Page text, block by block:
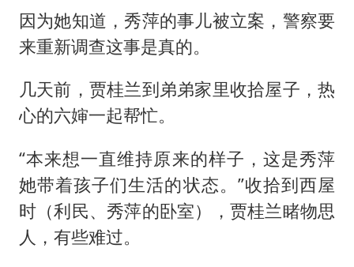
因为她知道，秀萍的事儿被立案，警察要
来重新调查这事是真的。
几天前，贾桂兰到弟弟家里收拾屋子，热
心的六婶一起帮忙。
“本来想一直维持原来的样子，这是秀萍
她带着孩子们生活的状态。”收拾到西屋
时（利民、秀萍的卧室），贾桂兰睹物思
人，有些难过。